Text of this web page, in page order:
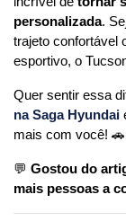
personalizada.
trajeto confortável
esportivo, o
Quer sentir essa
na Saga Hyundai
mais com você!
💬 Gostou do
mais pessoas a